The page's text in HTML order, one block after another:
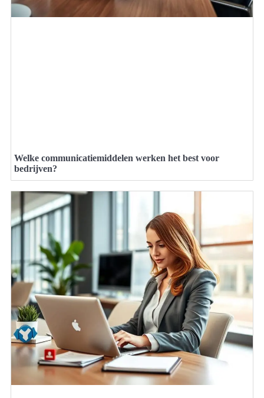
Welke communicatiemiddelen werken het best voor
bedrijven?